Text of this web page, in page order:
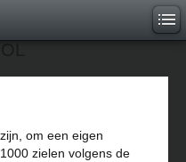
om een eigen
zielen volgens de